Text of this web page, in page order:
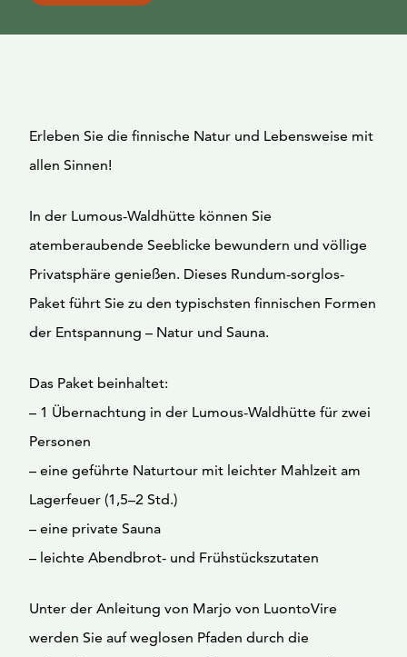
Erleben Sie die finnische Natur und Lebensweise mit
allen Sinnen!
In der Lumous-Waldhütte können Sie
atemberaubende Seeblicke bewundern und völlige
Privatsphäre genießen. Dieses Rundum-sorglos-
Paket führt Sie zu den typischsten finnischen Formen
der Entspannung – Natur und Sauna.
Das Paket beinhaltet:
– 1 Übernachtung in der Lumous-Waldhütte für zwei
Personen
– eine geführte Naturtour mit leichter Mahlzeit am
Lagerfeuer (1,5–2 Std.)
– eine private Sauna
– leichte Abendbrot- und Frühstückszutaten
Unter der Anleitung von Marjo von LuontoVire
werden Sie auf weglosen Pfaden durch die